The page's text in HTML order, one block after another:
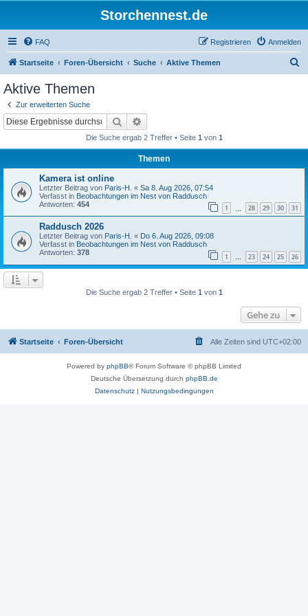
Storchennest.de
FAQ Anmelden
Registrieren
Startseite Foren-Übersicht Suche Aktive Themen
Aktive Themen
Zur erweiterten Suche
Suche
Die Suche ergab 2 Treffer • Seite 1 von 1
Themen
Kamera ist online
Letzter Beitrag von Paris-H. « Sa 8. Aug 2026, 07:54
Verfasst in Beobachtungen im Nest von Raddusch
Antworten: 454 1 28 29 30 31
Raddusch 2026
Letzter Beitrag von Paris-H. « Do 6. Aug 2026, 09:08
Verfasst in Beobachtungen im Nest von Raddusch
Antworten: 378 1 … 23 24 25 26
Die Suche ergab 2 Treffer • Seite 1 von 1
Gehe zu
Startseite Foren-Übersicht Alle Zeiten sind UTC+02:00
Powered by phpBB® Forum Software © phpBB Limited
Deutsche Übersetzung durch phpBB.de
Datenschutz| Nutzungsbedingungen